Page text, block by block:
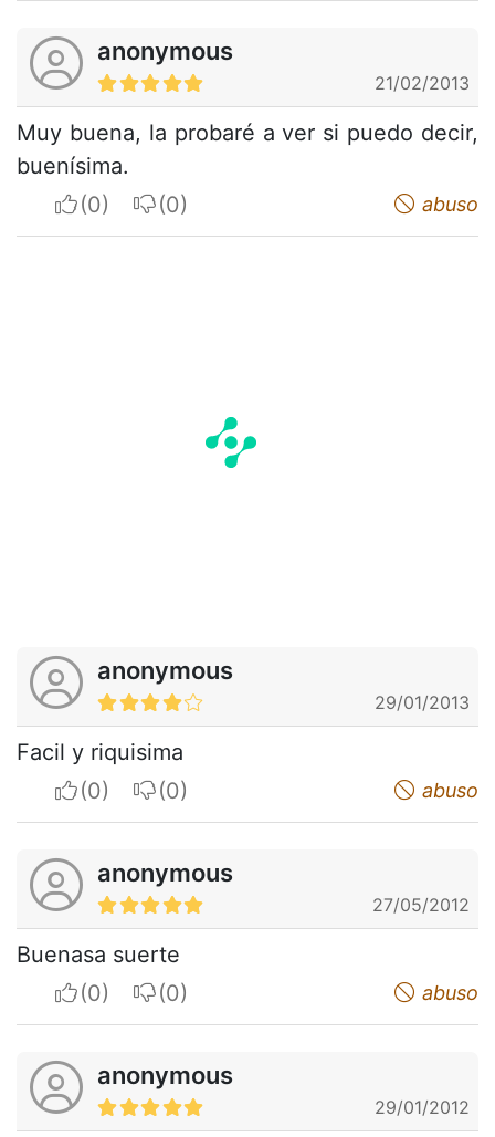
anonymous
21/02/2013
Muy buena, la probaré a ver si puedo decir,
buenísima.
I apreciateI do not appreciate abuso
anonymous
29/01/2013
Facil y riquisima
I apreciateI do not appreciate abuso
anonymous
27/05/2012
Buenasa suerte
I apreciateI do not appreciate abuso
anonymous
29/01/2012